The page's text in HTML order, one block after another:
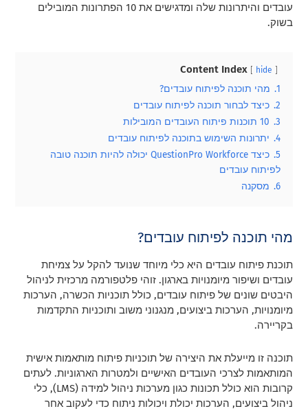
עובדים והיתרונות שלה ומדגישים את 10 הפתרונות המובילים
בשוק.
Content Index hide
1. מהי תוכנה לפיתוח עובדים?
2. כיצד לבחור תוכנה לפיתוח עובדים
3. 10 תוכנות פיתוח העובדים המובילות
4. יתרונות השימוש בתוכנה לפיתוח עובדים
5.
כיצד QuestionPro Workforce יכולה להיות תוכנה טובה
לפיתוח עובדים
6. מסקנה
מהי תוכנה לפיתוח עובדים?
תוכנת פיתוח עובדים היא כלי מיוחד שנועד להקל על צמיחת
עובדים ושיפור מיומנויות בארגון. זוהי פלטפורמה מרכזית לניהול
היבטים שונים של פיתוח עובדים, כולל תוכניות הכשרה, הערכות
מיומנויות, הערכות ביצועים, מנגנוני משוב ותוכניות התקדמות
בקריירה.
תוכנה זו מייעלת את היצירה של תוכניות פיתוח מותאמות אישית
המותאמות לצרכי העובדים האישיים ולמטרות הארגוניות. לעתים
קרובות הוא כולל תכונות כגון מערכות ניהול למידה (LMS), כלי
ניהול ביצועים, הערכות יכולת ויכולות ניתוח כדי לעקוב אחר